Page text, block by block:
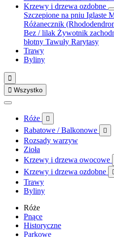
Krzewy i drzewa ozdobne
Szczepione na pniu Iglaste
Różanecznik
Bez / lilak Żywotnik
błotny Tawuły Rarytasy
Trawy
Byliny

 Wszystko
Róże 
Rabatowe / Balkonowe 
Rozsady warzyw
Zioła
Krzewy i drzewa owocowe
Krzewy i drzewa ozdobne
Trawy
Byliny
Róże
Pnące
Historyczne
Parkowe